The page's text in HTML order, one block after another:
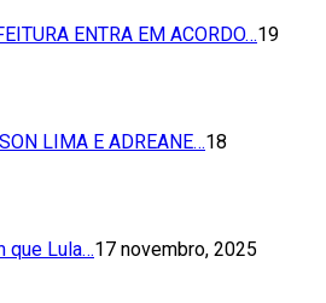
ENTRA EM ACORDO…19
LIMA E ADREANE…18
que Lula…17 novembro, 2025